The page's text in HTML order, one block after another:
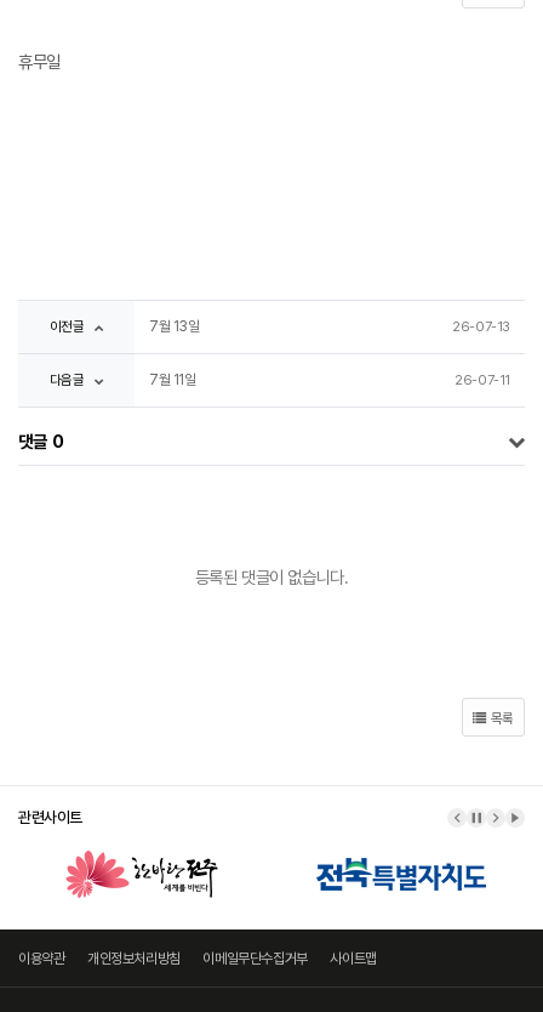
휴무일
이전글 7월 13일 26-07-13
다음글 7월 11일 26-07-11
댓글 0
등록된 댓글이 없습니다.
목록
관련사이트 이전 배너
배너 정지
다음
배
이용약관 개인정보처리방침 이메일무단수집거부 사이트맵